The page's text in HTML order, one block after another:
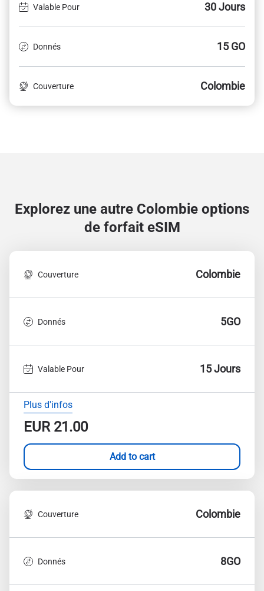
Valable Pour 30 Jours
Donnés 15 GO
Couverture Colombie
Explorez une autre Colombie options
de forfait eSIM
Couverture Colombie
Donnés 5GO
Valable Pour 15 Jours
Plus d'infos
EUR21.00
Add to cart
Couverture Colombie
Donnés 8GO